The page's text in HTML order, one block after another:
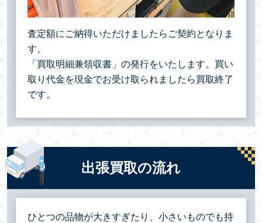
査定額にご納得いただけましたらご契約となりま
す。
「買取明細兼領収書」の発行をいたします。買い
取り代金を現金でお受け取られましたら買取終了
です。
出張買取の流れ
ひとつの品物が大きすぎたり、小さいものでも持